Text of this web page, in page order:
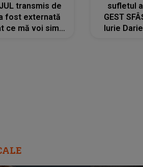
transmis de
fost externată
ce mă voi simți
sufletul
GEST
Iurie